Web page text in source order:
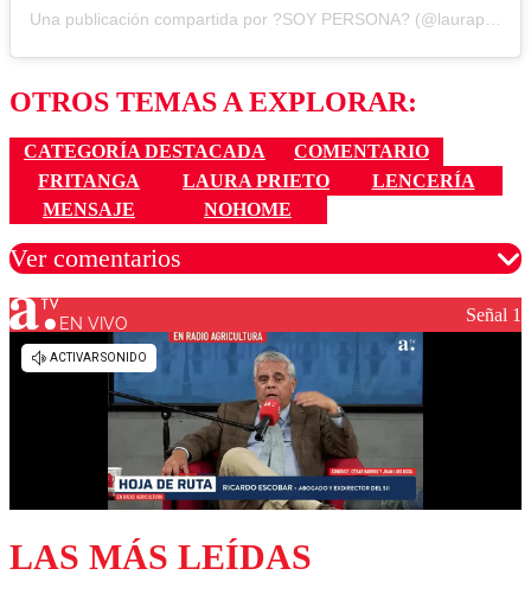
OTROS TEMAS A EXPLORAR:
CATEGORÍA DESTACADA
COMENTARIO
FRITANGA
LAURA PRIETO
LENCERÍA
MENSAJE
NOHOME
Ver comentarios
Los comentarios son moderados para garantizar un
diálogo respetuoso.
EN VIVO Señal 1
LAS MÁS LEÍDAS